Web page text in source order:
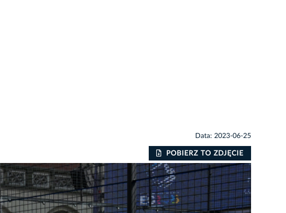
Data: 2023-06-25
POBIERZ TO ZDJĘCIE